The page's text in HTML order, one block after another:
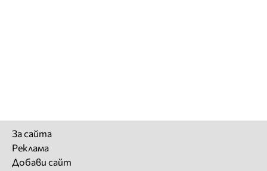
За сайта
Реклама
Добави сайт